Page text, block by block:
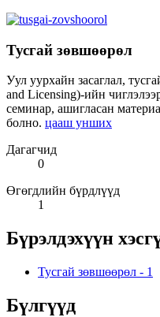
Тусгай зөвшөөрөл
Уул уурхайн засаглал,
and Licensing)-ийн
семинар, ашигласан
болно. цааш унших
Дагагчид
0
Өгөгдлийн бүрдлүүд
1
Бүрэлдэхүүн
Тусгай зөвшөөрөл - 1
Бүлгүүд